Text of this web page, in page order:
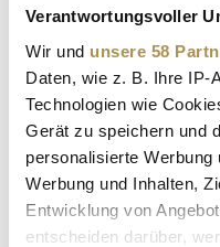
Verantwortungsvoller
Wir und unsere 58
Daten, wie z. B. Ihre IP-
Technologien wie
Gerät zu speichern und
personalisierte
Werbung und Inhalten,
Entwicklung von
entscheiden darüber,